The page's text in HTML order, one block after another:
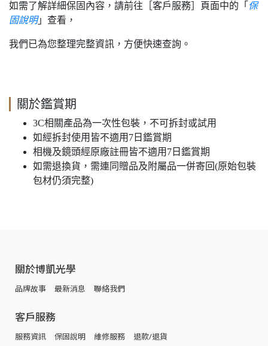
如需了解詳細保固內容，請前往［客戶服務］頁面中的「 保
固說明」查看，
我們已為您整理完整資訊，方便快速查詢。
關於鑑賞期
3C相關產品為一次性包裝，不可拆封或試用
如經拆封使用皆不適用7日鑑賞期
相機及鏡頭經原廠註冊皆不適用7日鑑賞期
如需退換貨，需連同贈品及附屬品一併寄回(原始包裝
包材仍須完整)
關於博凱光學
品牌故事 最新消息 聯絡我們
客戶服務
服務資訊 保固說明 維修服務 退款/退貨